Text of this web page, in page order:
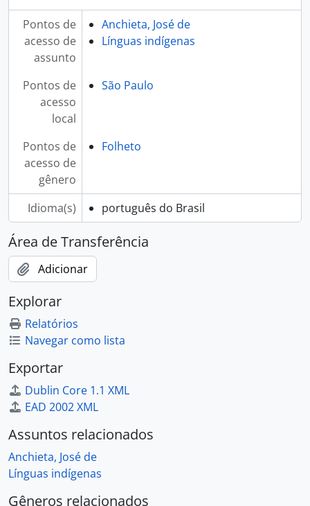
Pontos de
acesso de
assunto
Anchieta, José de
Línguas indígenas
Pontos de
acesso
local
São Paulo
Pontos de
acesso de
gênero
Folheto
Idioma(s) português do Brasil
Área de Transferência
Adicionar
Explorar
Relatórios
Navegar como lista
Exportar
Dublin Core 1.1 XML
EAD 2002 XML
Assuntos relacionados
Anchieta, José de
Línguas indígenas
Gêneros relacionados